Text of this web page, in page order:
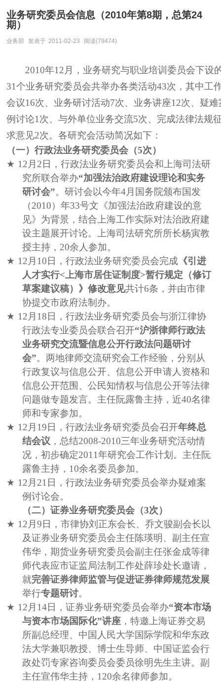
业务研究委员会信息（2010年第8期，总第24
期）
业务部 发表于 2011-02-23 阅读(79474)
2010年12 月，业务研究与职业培训委员会下设
31个业务研究委员会共举办各类活动43次，其中工
会议16次、业务研讨活动7次、业务讲座12次、疑难
例讨论1 次、与外单位业务交流5次、完成法律法规
求意见2次。各研究会活动简况如下：
（一）行政法业务研究委员会（5次）
★ 12 月 2 日，行政法业务研究委员会和上海司法研
究所联合举办“加强法治政府建设理论和实务
研讨会”。研讨会以今年4月国务院颁布国发
（2010）年33号文《加强法治政府建设的意
见》为背景，结合上海工作实际对法治政府建
设主题展开讨论。上海司法研究所所长杨寅教
授主持， 20余人参加。
★ 12 月 10 日，行政法业务研究委员会完成 《引进
人才实行< 上海市居住证制度>暂行规定（修订
草案建议稿）》修改意见共计6条，并由市律
协提交市政府法制办。
★ 12 月 18 日，行政法业务研究委员会与浙江律协
行政法专业委员会联合召开“沪浙律师行政法
业务研究交流暨信息公开行政法问题研讨
会”。两地律师交流研究会工作经验，分别从
行政复议与信息公开、信息公开申请人资格和
信息公开范围、公民知情权与信息公开等法律
问题做专题发言。主任阮露鲁主持，近40名律
师和专家参加。
★ 12 月 19 日，行政法业务研究委员会召开年终总
结会议 ，总结2008-2010三年业务研究活动情
况，初步确定2011年研究会工作计划。主任阮
露鲁主持， 10余名委员参加。
★ 12 月 21 日，行政法业务研究委员会举办疑难案
例讨论会。
（二）证券业务研究委员会（3次）
★ 12 月9 日，市律协刘正东会长、乔文骏副会长以
及证券业务研究委员会主任陈瑛明、副主任宣
伟华，期货业务研究委员会副主任张金成等律
师代表应市证监局法制工作处薛珍处长邀请，
就完善证券律师监管与促进证券律师规范发展
举行专题研讨。
★ 12 月 14日，证券业务研究委员会举办“资本市场
与资本市场国际化”讲座 ，特邀上海证券交易
所副总经理、中国人民大学国际学院和华东政
法大学兼职教授、博士生导师、中国证监会行
政处罚专家咨询委员会委员徐明先生主讲。副
主任宣伟华主持， 120余名律师参加。